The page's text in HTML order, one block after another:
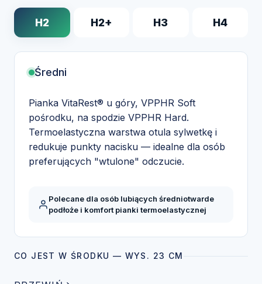
H2 H2+ H3 H4
Średni
Pianka VitaRest® u góry, VPPHR Soft
pośrodku, na spodzie VPPHR Hard.
Termoelastyczna warstwa otula sylwetkę i
redukuje punkty nacisku — idealne dla osób
preferujących "wtulone" odczucie.
Polecane dla osób lubiących średniotwarde
podłoże i komfort pianki termoelastycznej
CO JEST W ŚRODKU — WYS. 23 CM